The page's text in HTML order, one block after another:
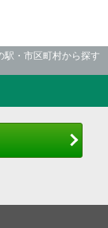
駅・市区町村から探す